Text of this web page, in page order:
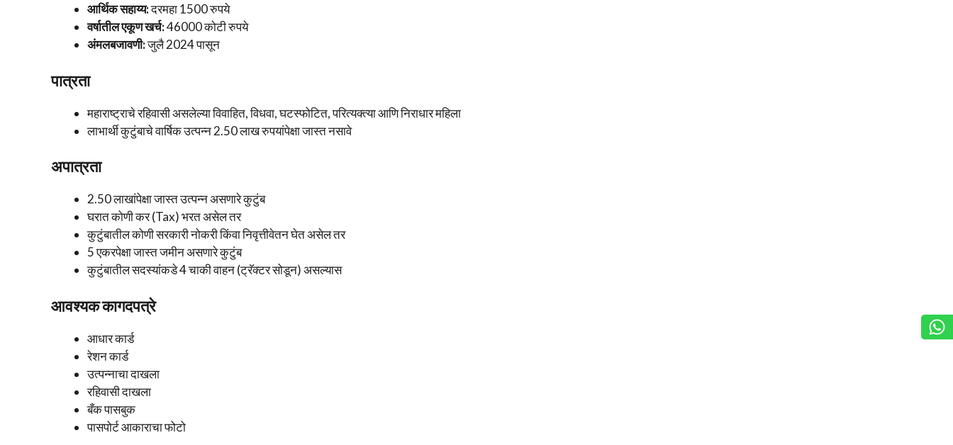
आर्थिक सहाय्य:दरमहा 1500 रुपये
वर्षातील एकूण खर्च:46000 कोटी रुपये
अंमलबजावणी:जुलै 2024 पासून
पात्रता
महाराष्ट्राचे रहिवासी असलेल्या विवाहित, विधवा, घटस्फोटित, परित्यक्त्या आणि निराधार महिला
लाभार्थी कुटुंबाचे वार्षिक उत्पन्न 2.50 लाख रुपयांपेक्षा जास्त नसावे
अपात्रता
2.50 लाखांपेक्षा जास्त उत्पन्न असणारे कुटुंब
घरात कोणी कर (Tax) भरत असेल तर
कुटुंबातील कोणी सरकारी नोकरी किंवा निवृत्तीवेतन घेत असेल तर
5 एकरपेक्षा जास्त जमीन असणारे कुटुंब
कुटुंबातील सदस्यांकडे 4 चाकी वाहन (ट्रॅक्टर सोडून) असल्यास
आवश्यक कागदपत्रे
आधार कार्ड
रेशन कार्ड
उत्पन्नाचा दाखला
रहिवासी दाखला
बँक पासबुक
पासपोर्ट आकाराचा फोटो